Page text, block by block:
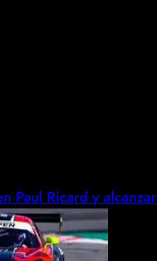
Paul Ricard y alcanzar